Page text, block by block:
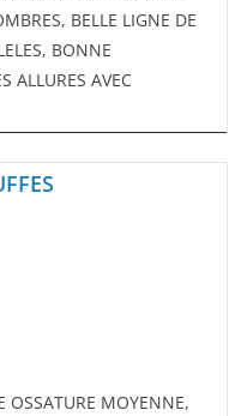
BELLE LIGNE DE
BONNE
ALLURES AVEC
OSSATURE MOYENNE,